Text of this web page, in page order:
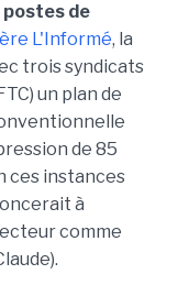
postes de
L'Informé, la
trois syndicats
un plan de
de 85
ces instances
à
comme